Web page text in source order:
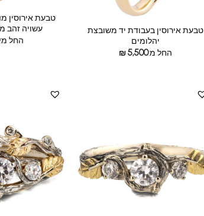
טבעת אירוסין בעבודת יד משובצת
יהלומים
החל מ:
₪5,500
טבעת אירוסין
עשויה זהב
החל מ: